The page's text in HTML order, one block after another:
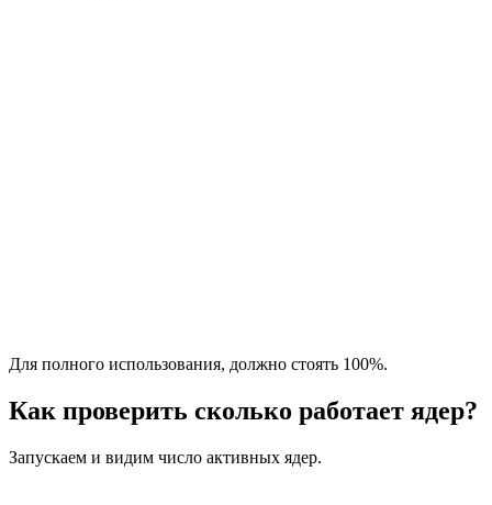
Для полного использования, должно стоять 100%.
Как проверить сколько работает ядер?
Запускаем и видим число активных ядер.